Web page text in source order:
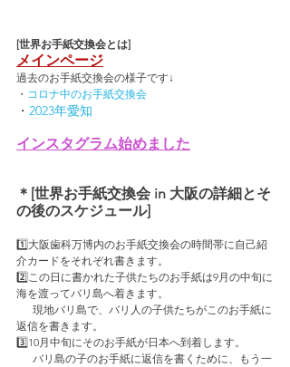
[世界お手紙交換会とは]
メインページ
過去のお手紙交換会の様子です↓
・ コロナ中のお手紙交換会
・ 2023年愛知
インスタグラム始めました
＊[世界お手紙交換会 in 大阪の詳細とそ
の後のスケジュール]
1️⃣大阪歯科万博内のお手紙交換会の時間帯に自己紹
介カードをそれぞれ書きます。
2️⃣この日に書かれた子供たちのお手紙は9月の中旬に
海を渡ってバリ島へ着きます。
現地バリ島で、バリ人の子供たちがこのお手紙に
返信を書きます。
3️⃣10月中旬にそのお手紙が日本へ到着します。
バリ島の子のお手紙に返信を書くために、もう一